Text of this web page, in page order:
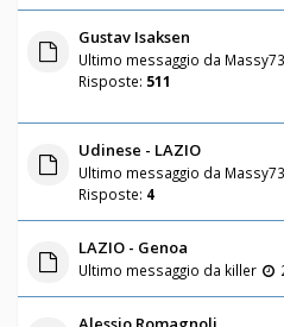
Gustav Isaksen
Ultimo messaggio da Massy73
Risposte: 511
Udinese - LAZIO
Ultimo messaggio da Massy73
Risposte: 4
LAZIO - Genoa
Ultimo messaggio da killer